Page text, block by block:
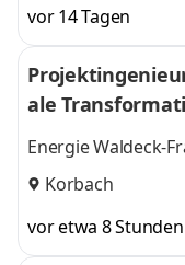
vor 14 Tagen
ale
Energie Waldeck-
Korbach
vor etwa 8 Stunden